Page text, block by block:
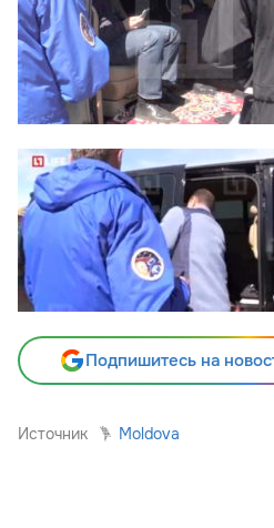
Подпишитесь на
Источник Moldova